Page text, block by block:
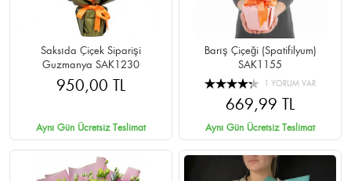
Saksıda Çiçek Siparişi
Guzmanya SAK1230
950,00 TL
Aynı Gün Ücretsiz Teslimat
Barış Çiçeği (Spatifilyum)
SAK1155
1 YORUM VAR
669,99 TL
Aynı Gün Ücretsiz Teslimat